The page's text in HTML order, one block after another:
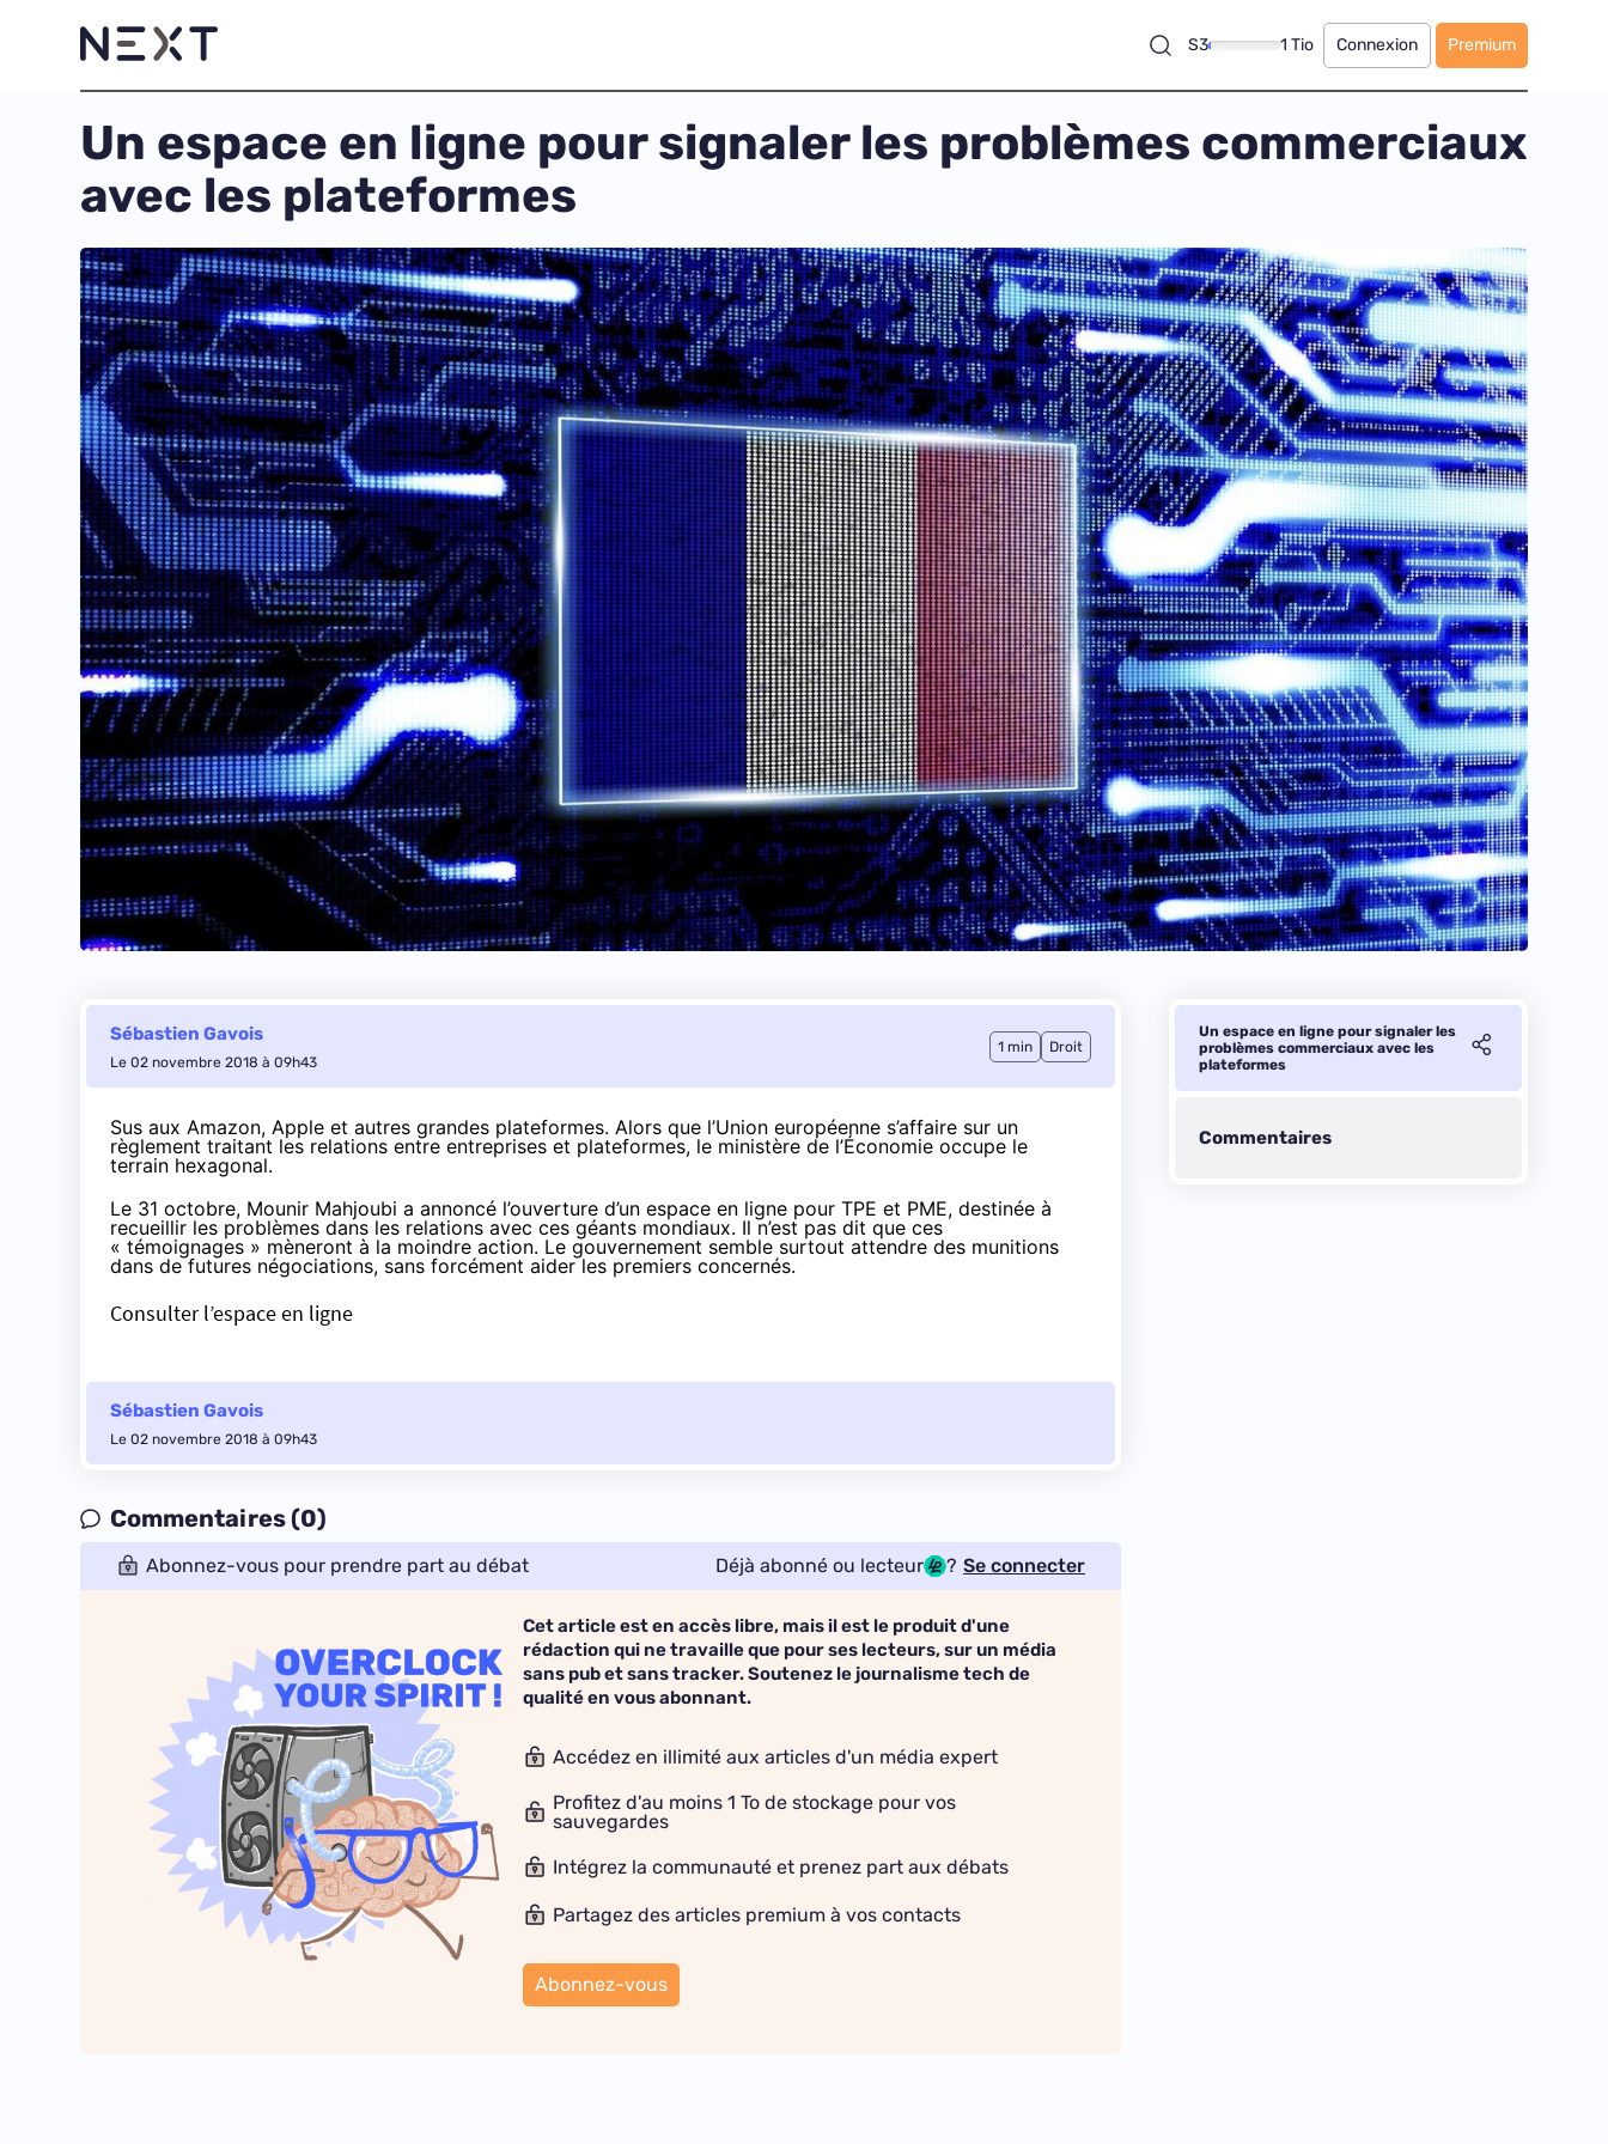
S3 1 Tio Connexion Premium
Un espace en ligne pour signaler les problèmes commerciaux
avec les plateformes
Sébastien Gavois
Le 02 novembre 2018 à 09h43
1 min Droit
Sus aux Amazon, Apple et autres grandes plateformes. Alors que l’Union européenne s’affaire sur un
règlement traitant les relations entre entreprises et plateformes, le ministère de l’Économie occupe le
terrain hexagonal.
Le 31 octobre, Mounir Mahjoubi a annoncé l’ouverture d’un espace en ligne pour TPE et PME, destinée à
recueillir les problèmes dans les relations avec ces géants mondiaux. Il n’est pas dit que ces
« témoignages » mèneront à la moindre action. Le gouvernement semble surtout attendre des munitions
dans de futures négociations, sans forcément aider les premiers concernés.
Consulter l’espace en ligne
Sébastien Gavois
Le 02 novembre 2018 à 09h43
Commentaires (0)
Abonnez-vous pour prendre part au débat Déjà abonné ou lecteur ? Se connecter
Cet article est en accès libre, mais il est le produit d'une
rédaction qui ne travaille que pour ses lecteurs, sur un média
sans pub et sans tracker. Soutenez le journalisme tech de
qualité en vous abonnant.
Accédez en illimité aux articles d'un média expert
Profitez d'au moins 1 To de stockage pour vos
sauvegardes
Intégrez la communauté et prenez part aux débats
Partagez des articles premium à vos contacts
Abonnez-vous
Un espace en ligne pour signaler les
problèmes commerciaux avec les
plateformes
Commentaires